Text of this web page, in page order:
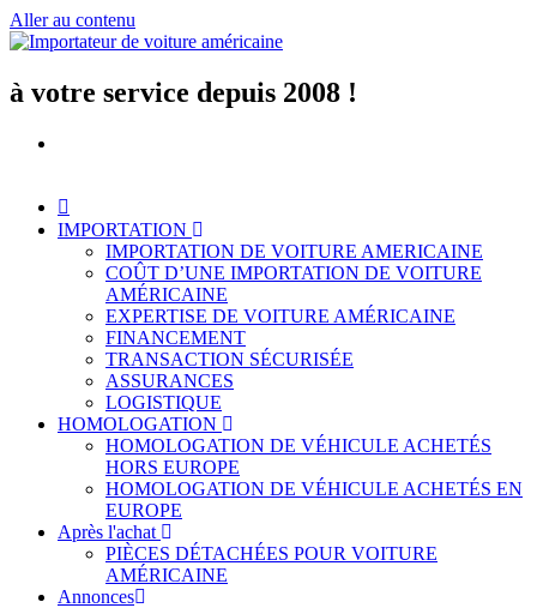
Aller au contenu
à votre service depuis 2008 !
IMPORTATION
IMPORTATION DE VOITURE AMERICAINE
COÛT D’UNE IMPORTATION DE VOITURE
AMÉRICAINE
EXPERTISE DE VOITURE AMÉRICAINE
FINANCEMENT
TRANSACTION SÉCURISÉE
ASSURANCES
LOGISTIQUE
HOMOLOGATION
HOMOLOGATION DE VÉHICULE ACHETÉS
HORS EUROPE
HOMOLOGATION DE VÉHICULE ACHETÉS EN
EUROPE
Après l'achat
PIÈCES DÉTACHÉES POUR VOITURE
AMÉRICAINE
Annonces